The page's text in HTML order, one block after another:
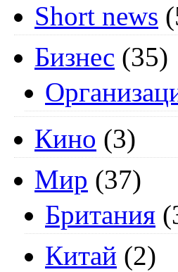
Short news
Бизнес (35)
Кино (3)
Мир (37)
Британия
Китай (2)